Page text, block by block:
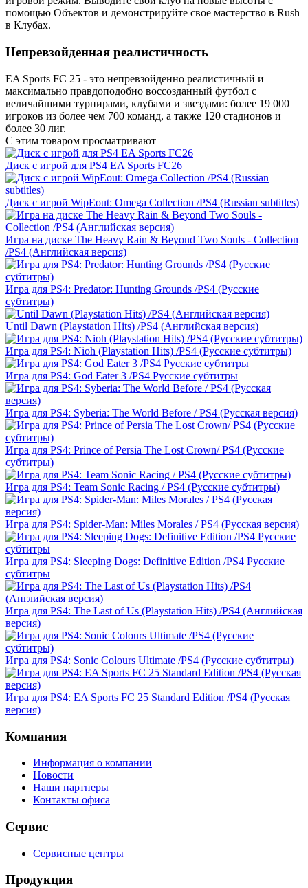
помощью Объектов и демонстрируйте свое мастерство в Rush
в Клубах.
Непревзойденная реалистичность
EA Sports FC 25 - это непревзойденно реалистичный и
максимально правдоподобно воссозданный футбол с
величайшими турнирами, клубами и звездами: более 19 000
игроков из более чем 700 команд, а также 120 стадионов и
более 30 лиг.
С этим товаром просматривают
Диск с игрой для PS4 EA Sports FC26
Диск с игрой WipEout: Omega Collection /PS4 (Russian subtitles)
Игра на диске The Heavy Rain & Beyond Two Souls - Collection
/PS4 (Английская версия)
Игра для PS4: Predator: Hunting Grounds /PS4 (Русские
субтитры)
Until Dawn (Playstation Hits) /PS4 (Английская версия)
Игра для PS4: Nioh (Playstation Hits) /PS4 (Русские субтитры)
Игра для PS4: God Eater 3 /PS4 Русские субтитры
Игра для PS4: Syberia: The World Before / PS4 (Русская версия)
Игра для PS4: Prince of Persia The Lost Crown/ PS4 (Русские
субтитры)
Игра для PS4: Team Sonic Racing / PS4 (Русские субтитры)
Игра для PS4: Spider-Man: Miles Morales / PS4 (Русская версия)
Игра для PS4: Sleeping Dogs: Definitive Edition /PS4 Русские
субтитры
Игра для PS4: The Last of Us (Playstation Hits) /PS4 (Английская
версия)
Игра для PS4: Sonic Colours Ultimate /PS4 (Русские субтитры)
Игра для PS4: EA Sports FC 25 Standard Edition /PS4 (Русская
версия)
Компания
Информация о компании
Новости
Наши партнеры
Контакты офиса
Сервис
Сервисные центры
Продукция